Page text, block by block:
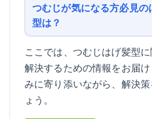
つむじが気になる方必見
型は？
ここでは、つむじはげ髪型
解決するための情報をお届
みに寄り添いながら、解決
ょう。